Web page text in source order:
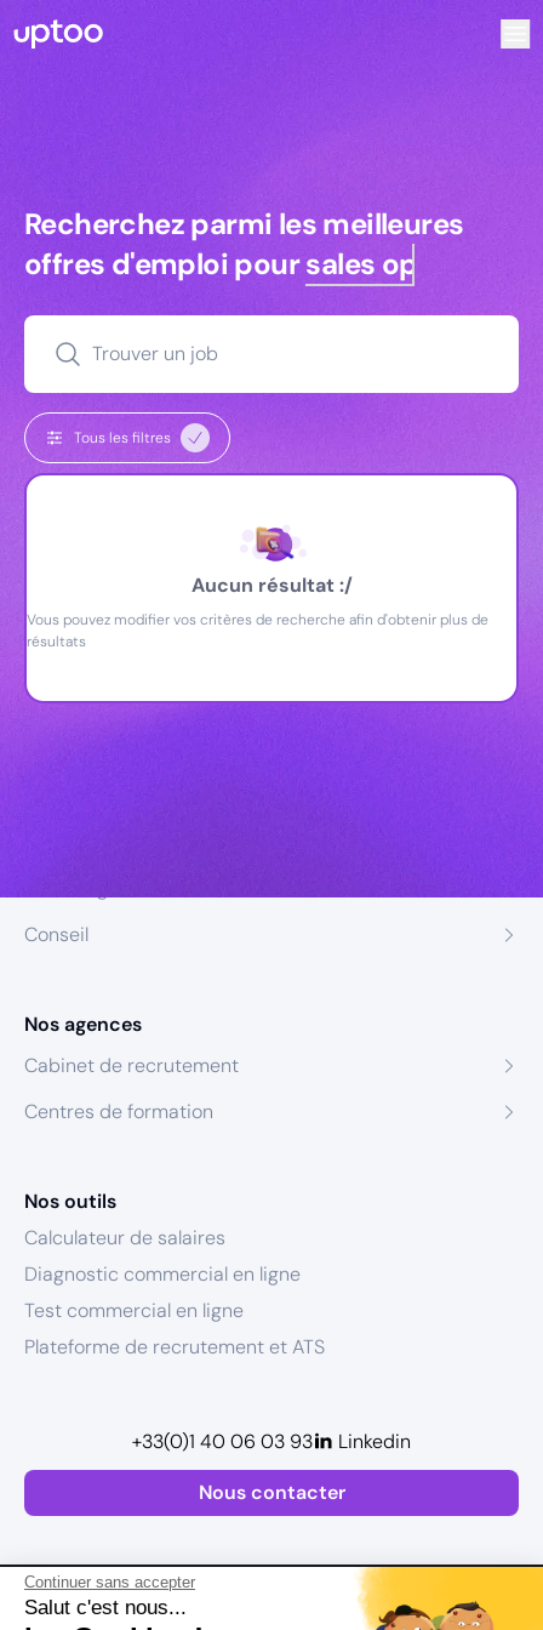
Continuer sans accepter
Salut c'est nous...
Recherchez parmi les meilleures
Recherchez parmi les meilleures
offres d'emploi poursales ops
Trouver un job
Tous les filtres
Aucun résultat :/
Vous pouvez modifier vos critères de recherche afin d'obtenir plus de
résultats
Conseil
Nos agences
Cabinet de recrutement
Centres de formation
Nos outils
Calculateur de salaires
Diagnostic commercial en ligne
Test commercial en ligne
Plateforme de recrutement et ATS
Nous contacter
+33(0)1 40 06 03 93 Linkedin